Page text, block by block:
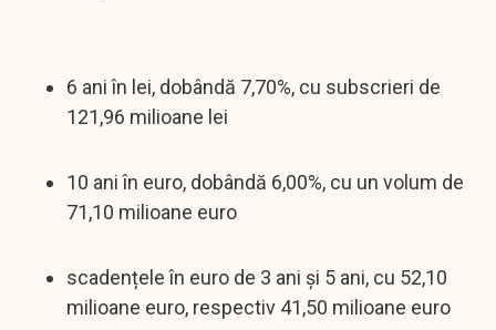
6 ani în lei, dobândă 7,70%, cu subscrieri de
121,96 milioane lei
10 ani în euro, dobândă 6,00%, cu un volum de
71,10 milioane euro
scadențele în euro de 3 ani și 5 ani, cu 52,10
milioane euro, respectiv 41,50 milioane euro